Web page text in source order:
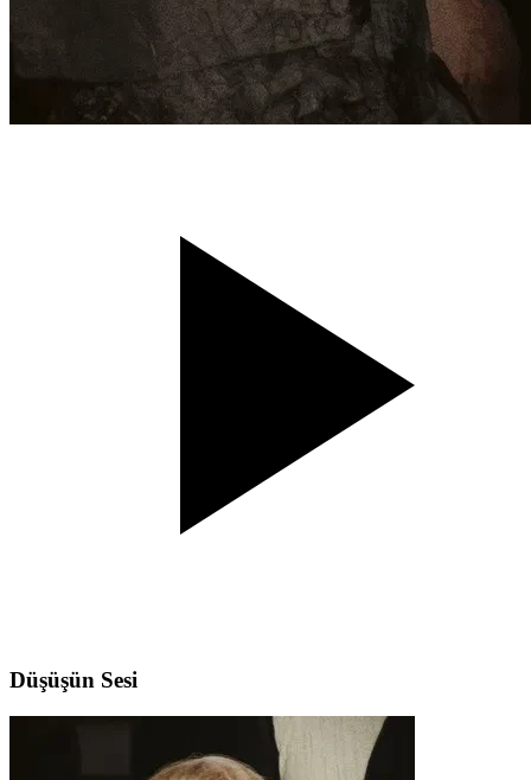
Düşüşün Sesi